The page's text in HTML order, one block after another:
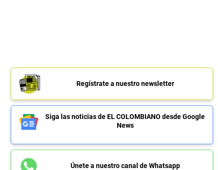
Regístrate a nuestro newsletter
Siga las noticias de EL COLOMBIANO desde Google
News
Únete a nuestro canal de Whatsapp